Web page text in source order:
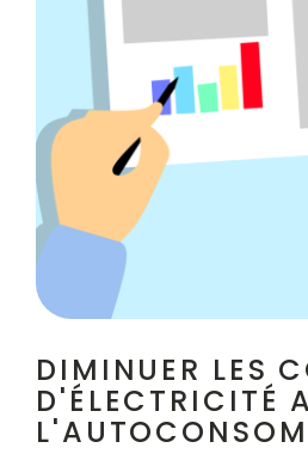
DIMINUER LES
D'ÉLECTRICITÉ